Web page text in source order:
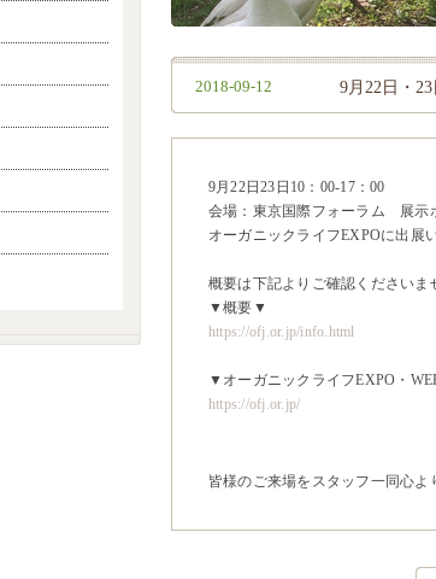
2018-09-12 9月22日・
9月22日23日10：00-17：00
会場：東京国際フォーラム 展示
オーガニックライフEXPOに出展
概要は下記よりご確認くださいま
▼概要▼
https://ofj.or.jp/info.html
▼オーガニックライフEXPO・
https://ofj.or.jp/
皆様のご来場をスタッフ一同心よ